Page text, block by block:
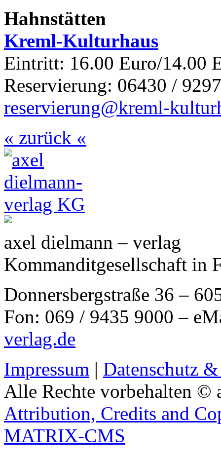
Hahnstätten
Kreml-Kulturhaus
Eintritt: 16.00 Euro/14.00
Reservierung: 06430 /
reservierung@kreml-
« zurück «
axel dielmann – verlag
Kommanditgesellschaft in
Donnersbergstraße 36 –
Fon: 069 / 9435 9000 –
verlag.de
Impressum | Datenschutz
Alle Rechte vorbehalten ©
Attribution, Credits and
MATRIX-CMS